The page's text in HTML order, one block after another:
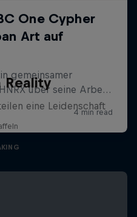
Reality
eine Leidenschaft